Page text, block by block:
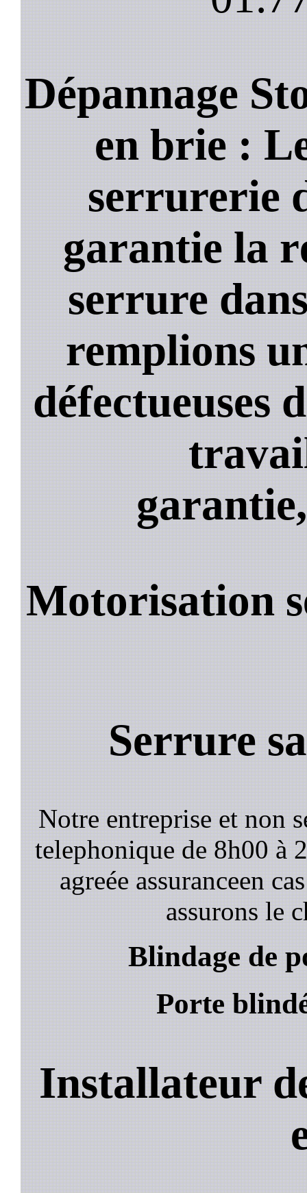
Dépannage
en brie :
serrurerie
garantie la
serrure
remplions
défectueuses
garantie,
Motorisation
Serrure
Notre entreprise et non
telephonique de 8h00 à
agreée assuranceen
assurons le
Blindage de
Porte
Installateur